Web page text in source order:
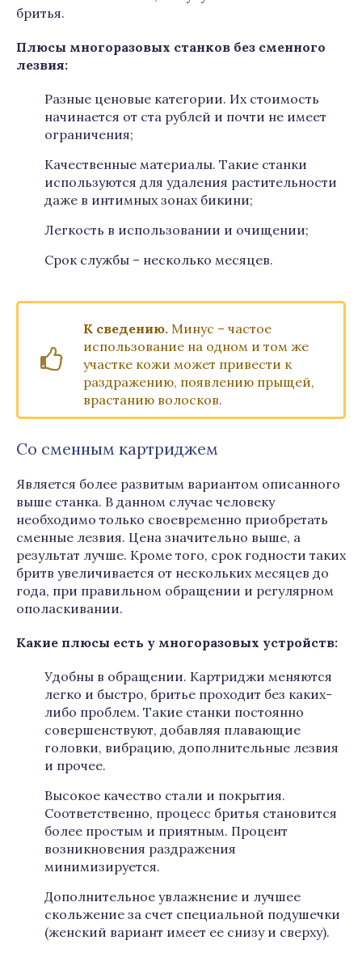
бритья.
Плюсы многоразовых станков без сменного
лезвия:
Разные ценовые категории. Их стоимость
начинается от ста рублей и почти не имеет
ограничения;
Качественные материалы. Такие станки
используются для удаления растительности
даже в интимных зонах бикини;
Легкость в использовании и очищении;
Срок службы – несколько месяцев.
К сведению. Минус – частое
использование на одном и том же
участке кожи может привести к
раздражению, появлению прыщей,
врастанию волосков.
Со сменным картриджем
Является более развитым вариантом описанного
выше станка. В данном случае человеку
необходимо только своевременно приобретать
сменные лезвия. Цена значительно выше, а
результат лучше. Кроме того, срок годности таких
бритв увеличивается от нескольких месяцев до
года, при правильном обращении и регулярном
ополаскивании.
Какие плюсы есть у многоразовых устройств:
Удобны в обращении. Картриджи меняются
легко и быстро, бритье проходит без каких-
либо проблем. Такие станки постоянно
совершенствуют, добавляя плавающие
головки, вибрацию, дополнительные лезвия
и прочее.
Высокое качество стали и покрытия.
Соответственно, процесс бритья становится
более простым и приятным. Процент
возникновения раздражения
минимизируется.
Дополнительное увлажнение и лучшее
скольжение за счет специальной подушечки
(женский вариант имеет ее снизу и сверху).